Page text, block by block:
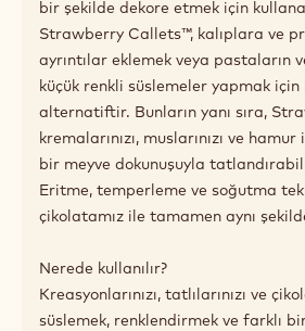
bir şekilde dekore etmek için
Strawberry Callets™, kalıplara ve
ayrıntılar eklemek veya pastaların
küçük renkli süslemeler yapmak
alternatiftir. Bunların yanı sıra,
kremalarınızı, muslarınızı ve
bir meyve dokunuşuyla
Eritme, temperleme ve soğutma
çikolatamız ile tamamen aynı
Nerede kullanılır?
Kreasyonlarınızı, tatlılarınızı ve
süslemek, renklendirmek ve farklı